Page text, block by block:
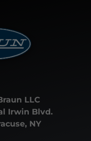
LLC
Irwin Blvd.
NY